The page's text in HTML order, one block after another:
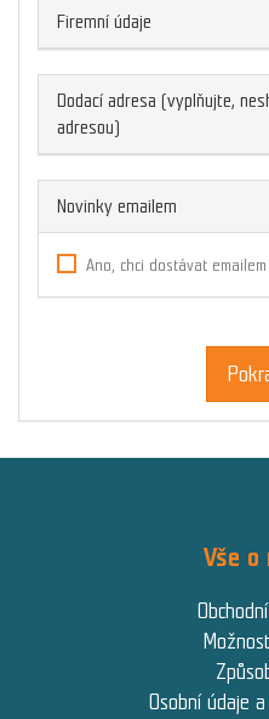
Firemní údaje
Dodací adresa (vyplňujte,
adresou)
Novinky emailem
Ano, chci dostávat
Vše o
Osobní údaje